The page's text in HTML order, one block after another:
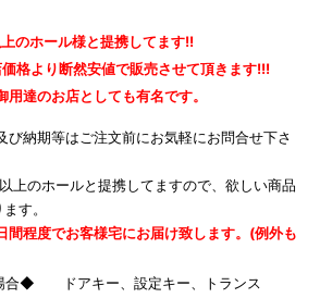
のホール様と提携してます!!
格より断然安値で販売させて頂きます!!!
達のお店としても有名です。
び納期等はご注文前にお気軽にお問合せ下さ
上のホールと提携してますので、欲しい商品
す。
間程度でお客様宅にお届け致します。(例外も
合◆ ドアキー、設定キー、トランス